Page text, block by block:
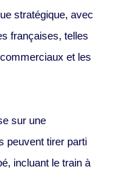
stratégique, avec
françaises, telles
et les
sur une
peuvent tirer parti
incluant le train à